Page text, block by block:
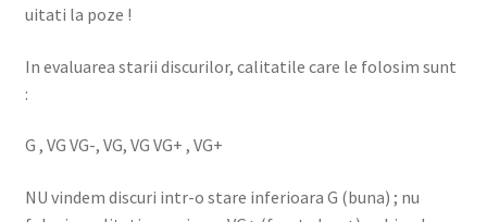
uitati la poze !
In evaluarea starii discurilor, calitatile care le folosim sunt
:
G , VG VG-, VG, VG VG+ , VG+
NU vindem discuri intr-o stare inferioara G (buna) ; nu